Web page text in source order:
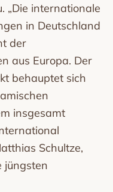
„Die internationale
in Deutschland
der
aus Europa. Der
behauptet sich
insgesamt
Schultze,
jüngsten